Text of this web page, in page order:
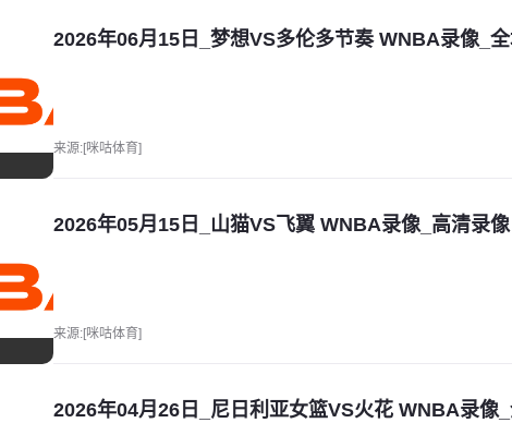
2026年06月15日_梦想VS多伦多节奏 WNBA录像_全
来源:[咪咕体育]
2026年05月15日_山猫VS飞翼 WNBA录像_高清录像
来源:[咪咕体育]
2026年04月26日_尼日利亚女篮VS火花 WNBA录像_